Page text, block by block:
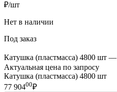
₽/шт
Нет в наличии
Под заказ
Катушка (пластмасса) 4800 шт —
Актуальная цена по запросу
Катушка (пластмасса) 4800 шт
77 90400₽